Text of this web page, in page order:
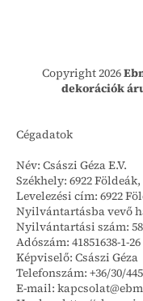
Copyright 2026
dekorációk
Cégadatok
Név: Császi Géza E.V.
Székhely: 6922
Levelezési cím: 6922
Nyilvántartásba vevő
Nyilvántartási szám:
Adószám: 41851638-1-26
Képviselő: Császi Géza
Telefonszám: +36/30/
E-mail: